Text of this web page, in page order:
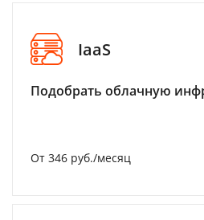
IaaS
Подобрать облачную
От 346 руб./месяц